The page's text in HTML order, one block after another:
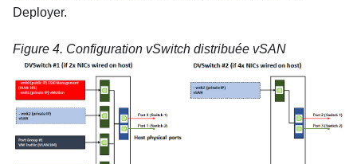
Deployer.
Figure 4. Configuration vSwitch distribuée vSAN